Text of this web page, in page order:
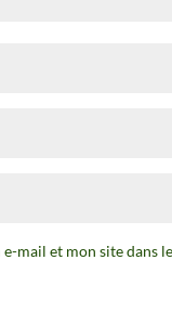
mail et mon site dans